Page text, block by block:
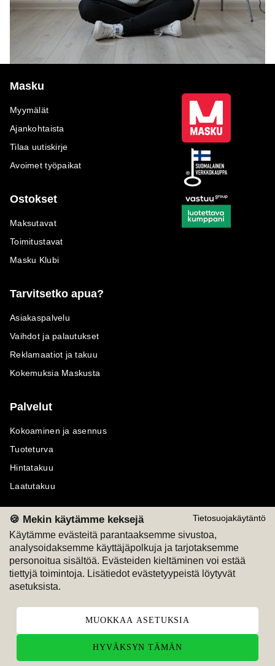
Tietosuojakäytäntö
🍪 Mekin käytämme keksejä
Käytämme evästeitä parantaaksemme sivustoa,
analysoidaksemme käyttäjäpolkuja ja tarjotaksemme
personoitua sisältöä. Evästeiden kieltäminen voi estää
tiettyjä toimintoja. Lisätiedot evästetyypeistä löytyvät
asetuksista.
MUOKKAA ASETUKSIA
HYVÄKSYN TÄMÄN
Masku
Myymälät
Ajankohtaista
Tilaa uutiskirje
Avoimet työpaikat
Ostokset
Maksutavat
Toimitustavat
Masku Klubi
Tarvitsetko apua?
Asiakaspalvelu
Vaihdot ja palautukset
Reklamaatiot ja takuu
Kokemuksia Maskusta
Palvelut
Kokoaminen ja asennus
Tuoteturva
Hintatakuu
Laatutakuu
Maksutavat
M
Seuraa meitä